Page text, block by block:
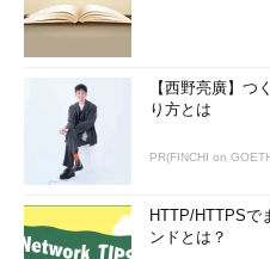
【西野亮廣】つ
り方とは
PR(FINCHI on
HTTP/HTTPSで
ンドとは？